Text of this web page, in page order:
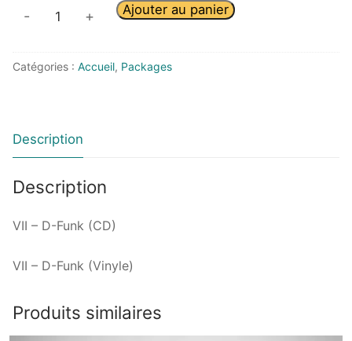
- + Ajouter au panier
Catégories : Accueil, Packages
Description
Description
VII – D-Funk (CD)
VII – D-Funk (Vinyle)
Produits similaires